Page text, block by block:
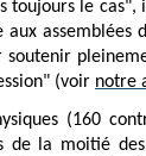
toujours le
assemblées
(voir notre
(160
de la moitié